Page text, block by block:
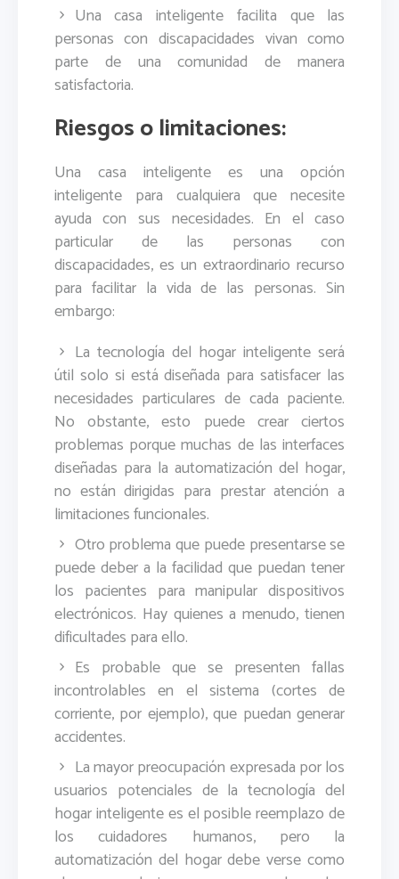
Una casa inteligente facilita que las
personas con discapacidades vivan como
parte de una comunidad de manera
satisfactoria.
Riesgos o limitaciones:
Una casa inteligente es una opción
inteligente para cualquiera que necesite
ayuda con sus necesidades. En el caso
particular de las personas con
discapacidades, es un extraordinario recurso
para facilitar la vida de las personas. Sin
embargo:
La tecnología del hogar inteligente será
útil solo si está diseñada para satisfacer las
necesidades particulares de cada paciente.
No obstante, esto puede crear ciertos
problemas porque muchas de las interfaces
diseñadas para la automatización del hogar,
no están dirigidas para prestar atención a
limitaciones funcionales.
Otro problema que puede presentarse se
puede deber a la facilidad que puedan tener
los pacientes para manipular dispositivos
electrónicos. Hay quienes a menudo, tienen
dificultades para ello.
Es probable que se presenten fallas
incontrolables en el sistema (cortes de
corriente, por ejemplo), que puedan generar
accidentes.
La mayor preocupación expresada por los
usuarios potenciales de la tecnología del
hogar inteligente es el posible reemplazo de
los cuidadores humanos, pero la
automatización del hogar debe verse como